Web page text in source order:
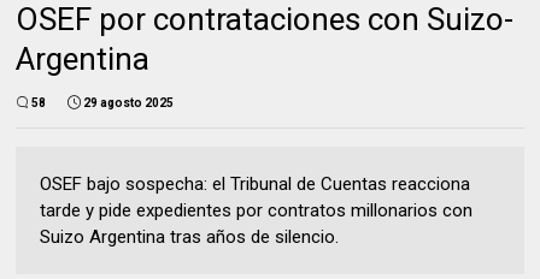
OSEF por contrataciones con Suizo-
Argentina
58 29 agosto 2025
OSEF bajo sospecha: el Tribunal de Cuentas reacciona
tarde y pide expedientes por contratos millonarios con
Suizo Argentina tras años de silencio.